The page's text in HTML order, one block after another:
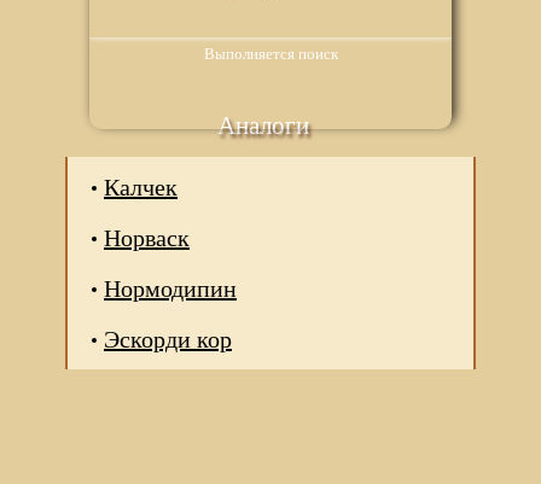
Выполняется поиск
Аналоги
Калчек
Норваск
Нормодипин
Эскорди кор
Мы используем файлы Сookie для корректной работы